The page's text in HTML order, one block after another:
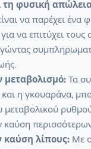
τη φυσική
να παρέχει
να επιτύχει
μεταβολισμό: Τα
και η γκουαράνα,
μεταβολικού
καύση
καύση λίπους: Με